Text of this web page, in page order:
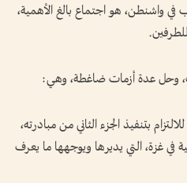
في واشنطن، هو اجتماع بالغ الأهمية،
وحل عدة أزمات ضاغطة، وهي:
بتنفيذ الجزء الثاني من مبادرته،
في غزة، التي يديرها ويوجهها ما يعرف